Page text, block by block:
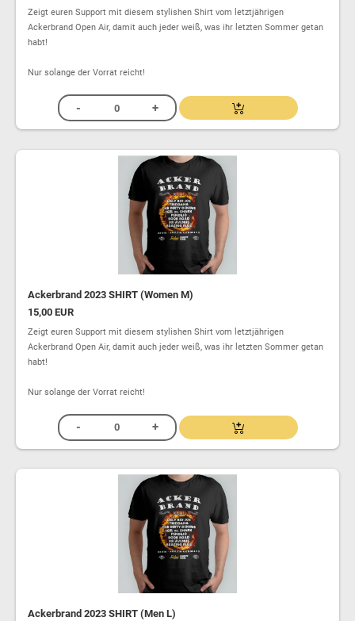
Zeigt euren Support mit diesem stylishen Shirt vom letztjährigen
Ackerbrand Open Air, damit auch jeder weiß, was ihr letzten Sommer getan
habt!
Nur solange der Vorrat reicht!
Ackerbrand 2023 SHIRT (Women M)
15,00 EUR
Zeigt euren Support mit diesem stylishen Shirt vom letztjährigen
Ackerbrand Open Air, damit auch jeder weiß, was ihr letzten Sommer getan
habt!
Nur solange der Vorrat reicht!
Ackerbrand 2023 SHIRT (Men L)